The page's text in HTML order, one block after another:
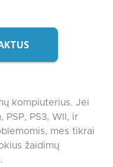
kompiuterius. Jei
PS3, WII, ir
mes tikrai
žaidimų